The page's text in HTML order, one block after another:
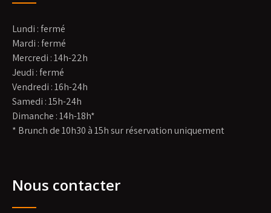
Lundi : fermé
Mardi : fermé
Mercredi : 14h-22h
Jeudi : fermé
Vendredi : 16h-24h
Samedi : 15h-24h
Dimanche : 14h-18h*
* Brunch de 10h30 à 15h sur réservation uniquement
Nous contacter